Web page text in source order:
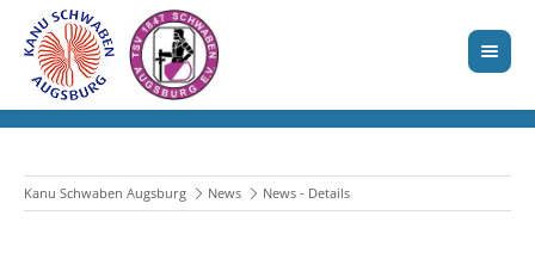
Kanu Schwaben Augsburg News News - Details